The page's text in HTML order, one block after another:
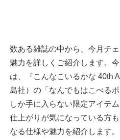
数ある雑誌の中から、今月チ
魅力を詳しくご紹介します。
は、『こんなこいるかな 40th
島社）の「なんでもはこべる
しか手に入らない限定アイテ
仕上がりが気になっている方
なる仕様や魅力を紹介します。